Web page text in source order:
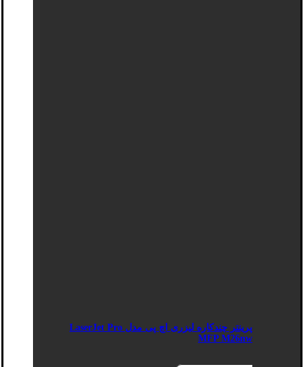
پرینتر چندکاره لیزری اچ پی مدل LaserJet Pro
MFP M26nw